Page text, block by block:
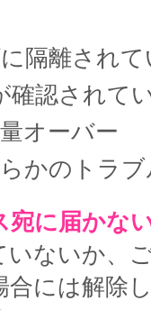
隔離され
確認されて
オーバー
かのトラブ
宛に届かな
いないか、
合には解除